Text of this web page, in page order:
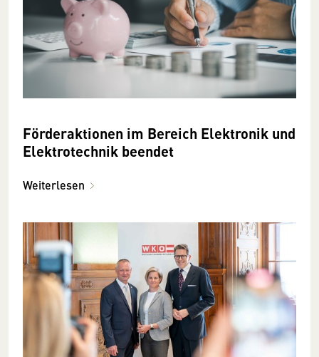
Förderaktionen im Bereich Elektronik und
Elektrotechnik beendet
Weiterlesen